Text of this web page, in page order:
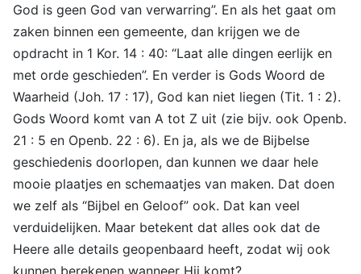
God is geen God van verwarring”. En als het gaat om
zaken binnen een gemeente, dan krijgen we de
opdracht in 1 Kor. 14 : 40: “Laat alle dingen eerlijk en
met orde geschieden”. En verder is Gods Woord de
Waarheid (Joh. 17 : 17), God kan niet liegen (Tit. 1 : 2).
Gods Woord komt van A tot Z uit (zie bijv. ook Openb.
21 : 5 en Openb. 22 : 6). En ja, als we de Bijbelse
geschiedenis doorlopen, dan kunnen we daar hele
mooie plaatjes en schemaatjes van maken. Dat doen
we zelf als “Bijbel en Geloof” ook. Dat kan veel
verduidelijken. Maar betekent dat alles ook dat de
Heere alle details geopenbaard heeft, zodat wij ook
kunnen berekenen wanneer Hij komt?